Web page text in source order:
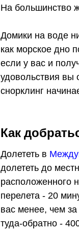
На большинство
Домики на воде
как морское дно
если у вас и
удовольствия вы
снорклинг
Как
Долететь в
долететь до
расположенного
перелета - 20
вас менее, чем
туда-обратно -